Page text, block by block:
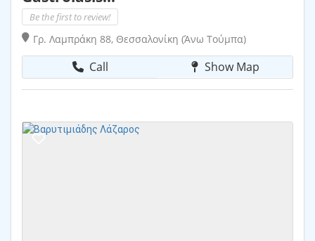
Be the first to review!
Γρ. Λαμπράκη 88, Θεσσαλονίκη (Άνω Τούμπα)
Call Show Map